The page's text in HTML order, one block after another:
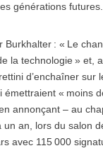
générations futures.
Burkhalter : « Le
la technologie » et,
d’enchaîner sur
émettraient « moins
annonçant – au
un an, lors du salon
avec 115 000